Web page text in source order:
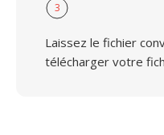
3
Laissez le fichier
télécharger votre